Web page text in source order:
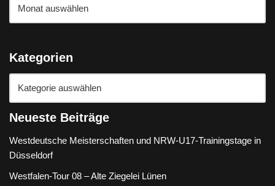
Kategorien
Neueste Beiträge
Westdeutsche Meisterschaften und NRW-U17-Trainingstage in
Düsseldorf
Westfalen-Tour 08 – Alte Ziegelei Lünen